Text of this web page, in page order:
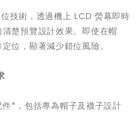
技術，透過機上 LCD 熒幕即時
楚預覽設計效果。即使在帽
位，顯著減少錯位風險。
*，包括專為帽子及襪子設計